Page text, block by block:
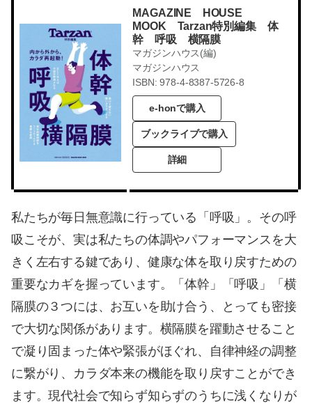
MAGAZINE HOUSE
MOOK Tarzan特別編集 体
幹 呼吸 横隔膜
マガジンハウス(編)
マガジンハウス
ISBN: 978-4-8387-5726-8
e-honで購入
ブックライブで購入
詳細
私たちが毎日無意識に行っている「呼吸」。その呼
吸こそが、実は私たちの体調やパフォーマンスを大
きく左右する鍵であり、健康な体を取り戻すための
重要なカギを握っています。「体幹」「呼吸」「横
隔膜の３つには、お互いを助け合う、とっても密接
で大切な関係があります。横隔膜を躍動させること
で凝り固まった体や緊張がほぐれ、自律神経の調整
に繋がり、カラダ本来の機能を取り戻すことができ
ます。現代社会で知らず知らずのうちに浅くなりが